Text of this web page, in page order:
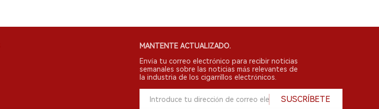
MANTENTE ACTUALIZADO.
Envía tu correo electrónico para recibir noticias
semanales sobre las noticias más relevantes de
la industria de los cigarrillos electrónicos.
SUSCRÍBETE